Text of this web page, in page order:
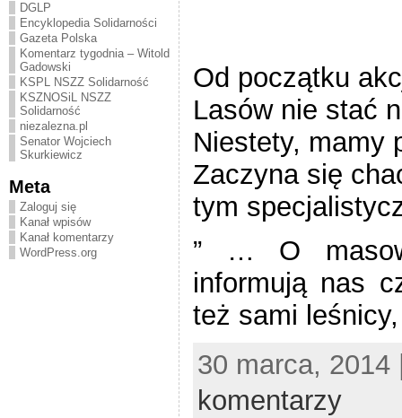
DGLP
Encyklopedia Solidarności
Gazeta Polska
Komentarz tygodnia – Witold
Gadowski
KSPL NSZZ Solidarność
KSZNOSiL NSZZ
Solidarność
niezalezna.pl
Senator Wojciech
Skurkiewicz
Meta
Zaloguj się
Kanał wpisów
Kanał komentarzy
WordPress.org
Od początku
Lasów nie stać
Niestety, mamy
Zaczyna się
tym
” … O
informują nas
też sami
30 marca,
komentarzy